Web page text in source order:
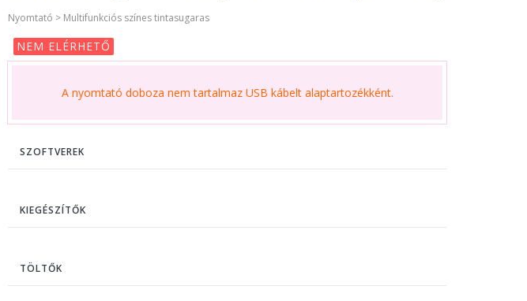
Nyomtató > Multifunkciós színes tintasugaras
NEM ELÉRHETŐ
A nyomtató doboza nem tartalmaz USB kábelt alaptartozékként.
SZOFTVEREK
KIEGÉSZÍTŐK
TÖLTŐK